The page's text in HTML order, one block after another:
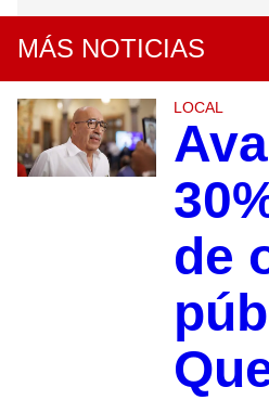
MÁS NOTICIAS
LOCAL
de